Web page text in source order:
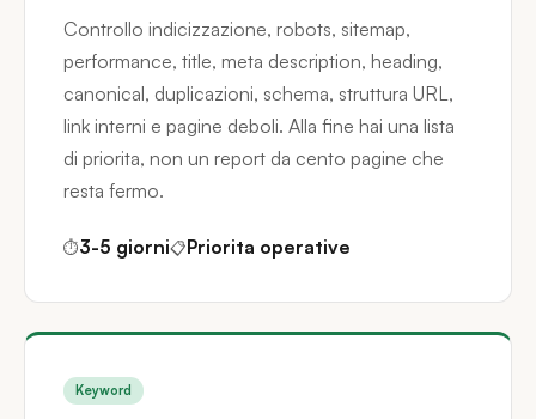
Controllo indicizzazione, robots, sitemap,
performance, title, meta description, heading,
canonical, duplicazioni, schema, struttura URL,
link interni e pagine deboli. Alla fine hai una lista
di priorita, non un report da cento pagine che
resta fermo.
⏱3-5 giorni📋Priorita operative
Keyword